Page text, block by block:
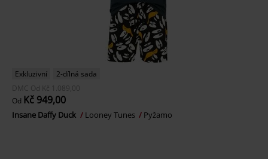
Exkluzivní
2-dílná sada
DMC Od Kč 1.089,00
Od Kč 949,00
Insane Daffy Duck Looney Tunes Pyžamo